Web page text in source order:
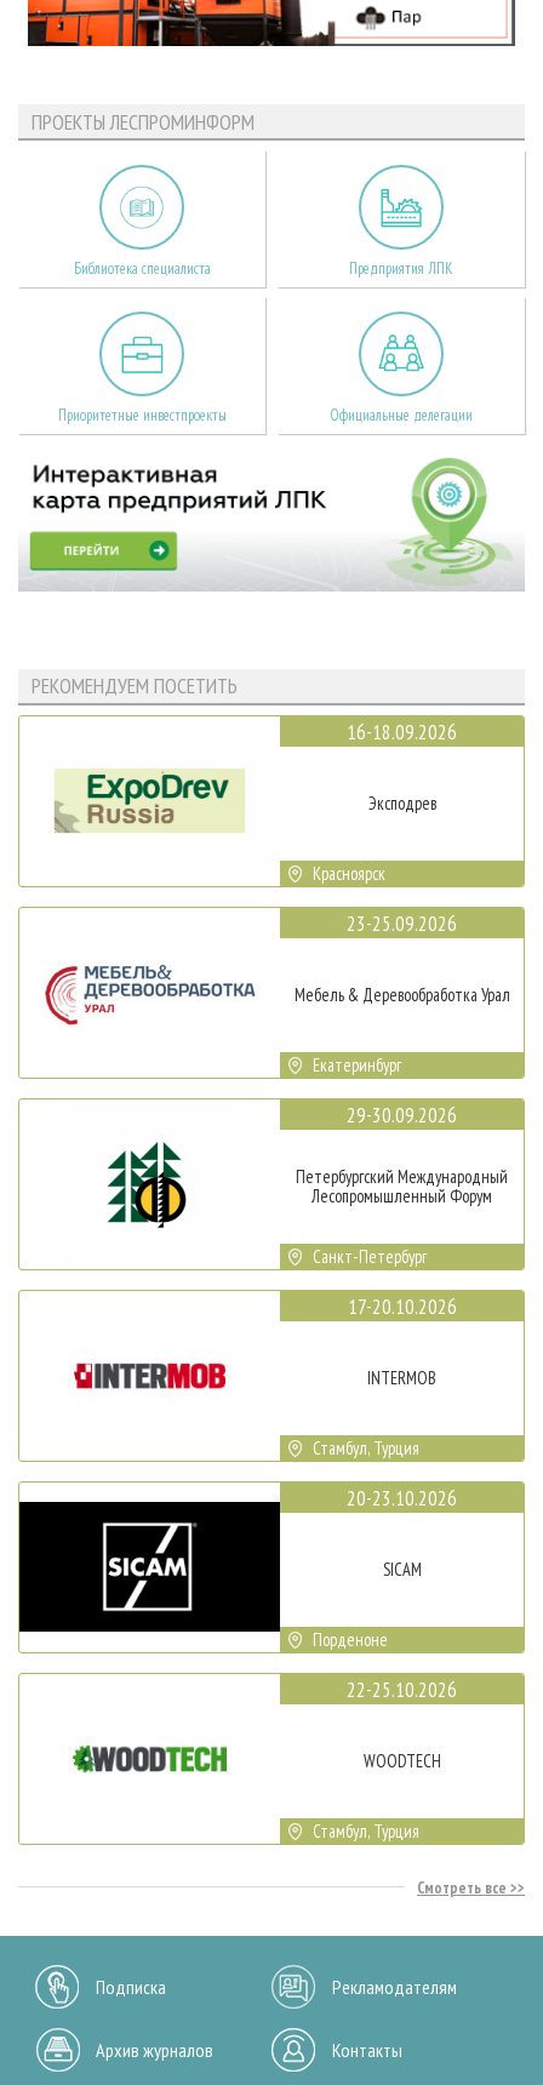
ПРОЕКТЫ ЛЕСПРОМИНФОРМ
Библиотека специалиста Предприятия ЛПК
Приоритетные инвестпроекты Официальные делегации
РЕКОМЕНДУЕМ ПОСЕТИТЬ
16-18.09.2026
Эксподрев
Красноярск
23-25.09.2026
Мебель & Деревообработка Урал
Екатеринбург
29-30.09.2026
Петербургский Международный
Лесопромышленный Форум
Санкт-Петербург
17-20.10.2026
INTERMOB
Стамбул, Турция
20-23.10.2026
SICAM
Порденоне
22-25.10.2026
WOODTECH
Стамбул, Турция
Смотреть все
Подписка Рекламодателям
Архив журналов Контакты